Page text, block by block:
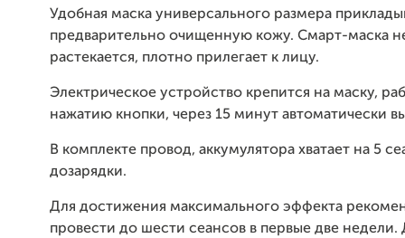
Удобная маска универсального размера
предварительно очищенную кожу. Смарт-маска
растекается, плотно прилегает к лицу.
Электрическое устройство крепится на маску,
нажатию кнопки, через 15 минут автоматически
В комплекте провод, аккумулятора хватает на 5
дозарядки.
Для достижения максимального эффекта
провести до шести сеансов в первые две недели.